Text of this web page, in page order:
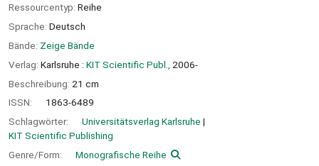
Ressourcentyp: Reihe
Sprache: Deutsch
Bände: Zeige Bände
Verlag: Karlsruhe : KIT Scientific Publ.,
2006-
Beschreibung: 21 cm
ISSN:
1863-6489
Schlagwörter:
Universitätsverlag Karlsruhe
KIT Scientific Publishing
Genre/Form:
Monografische Reihe